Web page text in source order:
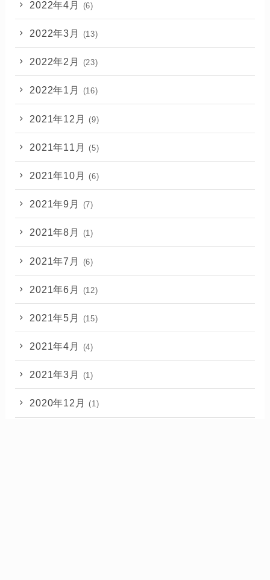
2022年4月 (6)
2022年3月 (13)
2022年2月 (23)
2022年1月 (16)
2021年12月 (9)
2021年11月 (5)
2021年10月 (6)
2021年9月 (7)
2021年8月 (1)
2021年7月 (6)
2021年6月 (12)
2021年5月 (15)
2021年4月 (4)
2021年3月 (1)
2020年12月 (1)